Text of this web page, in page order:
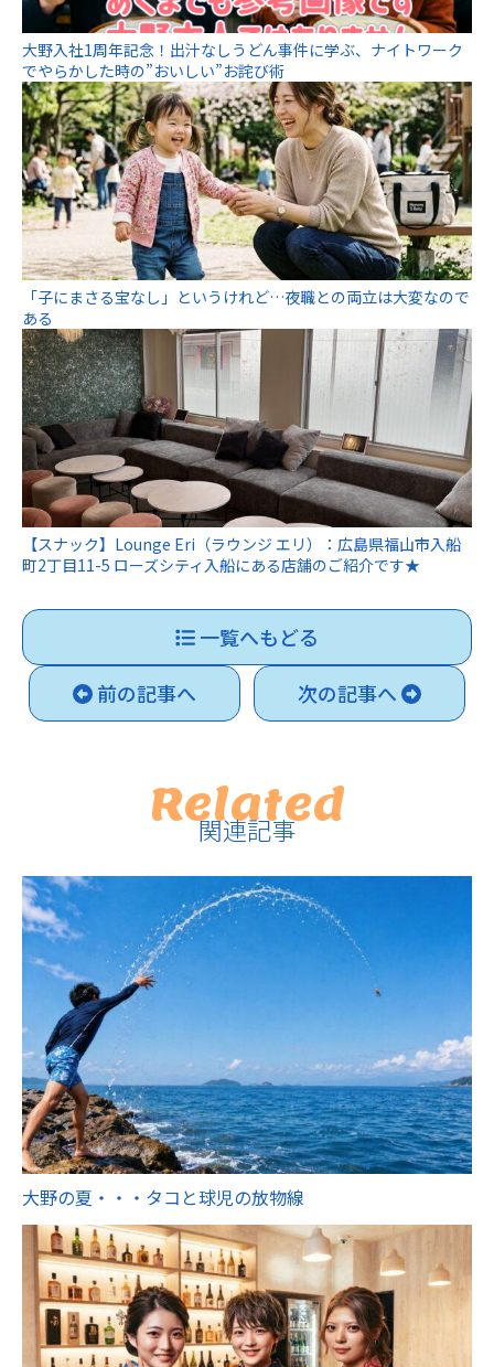
大野入社1周年記念！出汁なしうどん事件に学ぶ、ナイトワーク
でやらかした時の”おいしい”お詫び術
「子にまさる宝なし」というけれど…夜職との両立は大変なので
ある
【スナック】Lounge Eri（ラウンジ エリ）：広島県福山市入船
町2丁目11-5 ローズシティ入船にある店舗のご紹介です★
一覧へもどる
前の記事へ
次の記事へ
Related
関連記事
大野の夏・・・タコと球児の放物線